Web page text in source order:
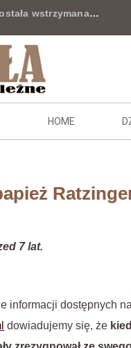
wstrzymana…
HOME
7 lat.
informacji dostępnych
dowiadujemy się, że